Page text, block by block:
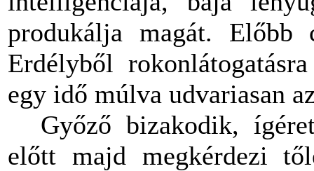
produkálja magát.
Erdélyből
egy idő múlva udvariasan
Győző bizakodik,
előtt majd megkérdezi